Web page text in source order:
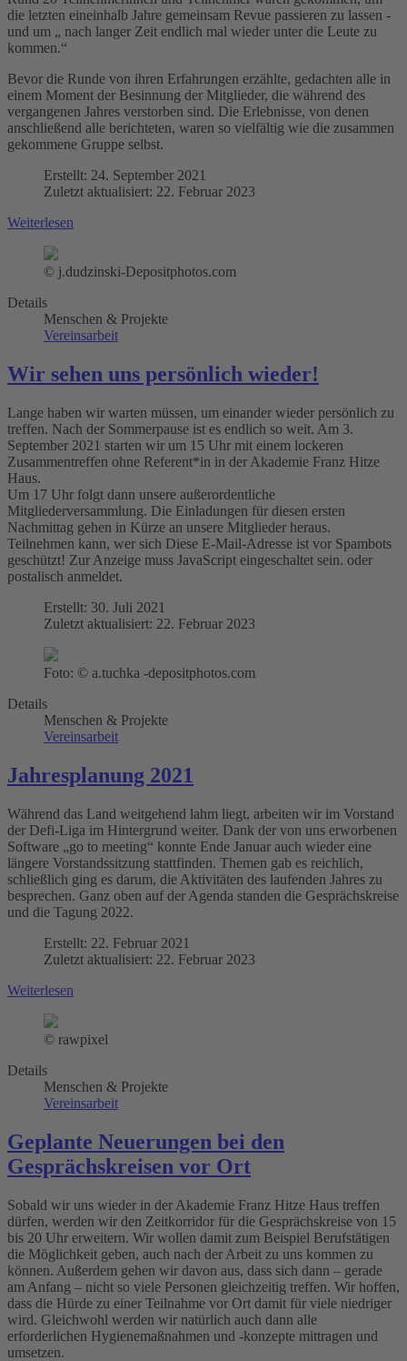
die letzten eineinhalb Jahre gemeinsam Revue passieren zu lassen -
und um „ nach langer Zeit endlich mal wieder unter die Leute zu
kommen.“
Bevor die Runde von ihren Erfahrungen erzählte, gedachten alle in
einem Moment der Besinnung der Mitglieder, die während des
vergangenen Jahres verstorben sind. Die Erlebnisse, von denen
anschließend alle berichteten, waren so vielfältig wie die zusammen
gekommene Gruppe selbst.
Erstellt: 24. September 2021
Zuletzt aktualisiert: 22. Februar 2023
Weiterlesen
© j.dudzinski-Depositphotos.com
Details
Menschen & Projekte
Vereinsarbeit
Wir sehen uns persönlich wieder!
Lange haben wir warten müssen, um einander wieder persönlich zu
treffen. Nach der Sommerpause ist es endlich so weit. Am 3.
September 2021 starten wir um 15 Uhr mit einem lockeren
Zusammentreffen ohne Referent*in in der Akademie Franz Hitze
Haus.
Um 17 Uhr folgt dann unsere außerordentliche
Mitgliederversammlung. Die Einladungen für diesen ersten
Nachmittag gehen in Kürze an unsere Mitglieder heraus.
Teilnehmen kann, wer sich Diese E-Mail-Adresse ist vor Spambots
geschützt! Zur Anzeige muss JavaScript eingeschaltet sein. oder
postalisch anmeldet.
Erstellt: 30. Juli 2021
Zuletzt aktualisiert: 22. Februar 2023
Foto: © a.tuchka -depositphotos.com
Details
Menschen & Projekte
Vereinsarbeit
Jahresplanung 2021
Während das Land weitgehend lahm liegt, arbeiten wir im Vorstand
der Defi-Liga im Hintergrund weiter. Dank der von uns erworbenen
Software „go to meeting“ konnte Ende Januar auch wieder eine
längere Vorstandssitzung stattfinden. Themen gab es reichlich,
schließlich ging es darum, die Aktivitäten des laufenden Jahres zu
besprechen. Ganz oben auf der Agenda standen die Gesprächskreise
und die Tagung 2022.
Erstellt: 22. Februar 2021
Zuletzt aktualisiert: 22. Februar 2023
Weiterlesen
© rawpixel
Details
Menschen & Projekte
Vereinsarbeit
Geplante Neuerungen bei den
Gesprächskreisen vor Ort
Sobald wir uns wieder in der Akademie Franz Hitze Haus treffen
dürfen, werden wir den Zeitkorridor für die Gesprächskreise von 15
bis 20 Uhr erweitern. Wir wollen damit zum Beispiel Berufstätigen
die Möglichkeit geben, auch nach der Arbeit zu uns kommen zu
können. Außerdem gehen wir davon aus, dass sich dann – gerade
am Anfang – nicht so viele Personen gleichzeitig treffen. Wir hoffen,
dass die Hürde zu einer Teilnahme vor Ort damit für viele niedriger
wird. Gleichwohl werden wir natürlich auch dann alle
erforderlichen Hygienemaßnahmen und -konzepte mittragen und
umsetzen.